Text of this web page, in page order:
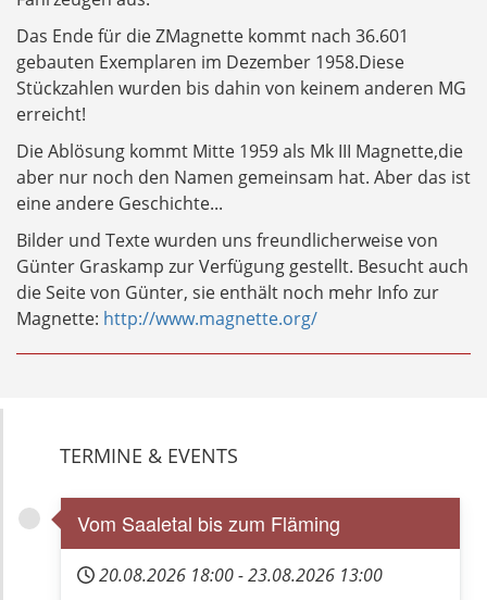
Das Ende für die ZMagnette kommt nach 36.601
gebauten Exemplaren im Dezember 1958.Diese
Stückzahlen wurden bis dahin von keinem anderen MG
erreicht!
Die Ablösung kommt Mitte 1959 als Mk III Magnette,die
aber nur noch den Namen gemeinsam hat. Aber das ist
eine andere Geschichte...
Bilder und Texte wurden uns freundlicherweise von
Günter Graskamp zur Verfügung gestellt. Besucht auch
die Seite von Günter, sie enthält noch mehr Info zur
Magnette: http://www.magnette.org/
TERMINE & EVENTS
Vom Saaletal bis zum Fläming
20.08.2026 18:00-23.08.2026 13:00